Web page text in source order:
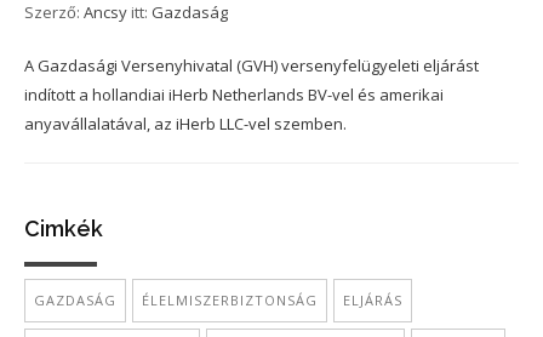
Szerző: Ancsy itt: Gazdaság
A Gazdasági Versenyhivatal (GVH) versenyfelügyeleti eljárást
indított a hollandiai iHerb Netherlands BV-vel és amerikai
anyavállalatával, az iHerb LLC-vel szemben.
Cimkék
GAZDASÁG ÉLELMISZERBIZTONSÁG ELJÁRÁS